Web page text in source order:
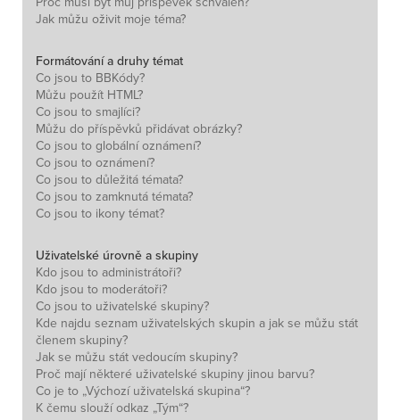
Jak můžu oživit moje téma?
Formátování a druhy témat
Co jsou to BBKódy?
Můžu použít HTML?
Co jsou to smajlíci?
Můžu do příspěvků přidávat obrázky?
Co jsou to globální oznámení?
Co jsou to oznámení?
Co jsou to důležitá témata?
Co jsou to zamknutá témata?
Co jsou to ikony témat?
Uživatelské úrovně a skupiny
Kdo jsou to administrátoři?
Kdo jsou to moderátoři?
Co jsou to uživatelské skupiny?
Kde najdu seznam uživatelských skupin a jak se můžu stát
členem skupiny?
Jak se můžu stát vedoucím skupiny?
Proč mají některé uživatelské skupiny jinou barvu?
Co je to „Výchozí uživatelská skupina“?
K čemu slouží odkaz „Tým“?